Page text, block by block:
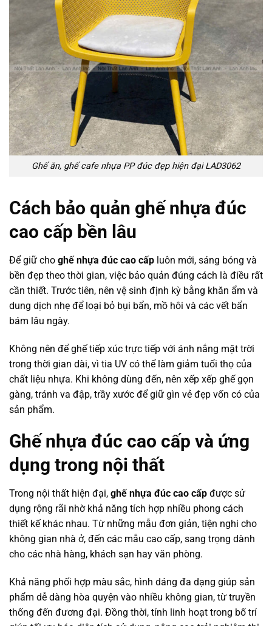
Ghế ăn, ghế cafe nhựa PP đúc đẹp hiện đại LAD3062
Cách bảo quản ghế nhựa đúc
cao cấp bền lâu
Để giữ cho ghế nhựa đúc cao cấp luôn mới, sáng bóng và
bền đẹp theo thời gian, việc bảo quản đúng cách là điều rất
cần thiết. Trước tiên, nên vệ sinh định kỳ bằng khăn ẩm và
dung dịch nhẹ để loại bỏ bụi bẩn, mồ hôi và các vết bẩn
bám lâu ngày.
Không nên để ghế tiếp xúc trực tiếp với ánh nắng mặt trời
trong thời gian dài, vì tia UV có thể làm giảm tuổi thọ của
chất liệu nhựa. Khi không dùng đến, nên xếp xếp ghế gọn
gàng, tránh va đập, trầy xước để giữ gìn vẻ đẹp vốn có của
sản phẩm.
Ghế nhựa đúc cao cấp và ứng
dụng trong nội thất
Trong nội thất hiện đại, ghế nhựa đúc cao cấp được sử
dụng rộng rãi nhờ khả năng tích hợp nhiều phong cách
thiết kế khác nhau. Từ những mẫu đơn giản, tiện nghi cho
không gian nhà ở, đến các mẫu cao cấp, sang trọng dành
cho các nhà hàng, khách sạn hay văn phòng.
Khả năng phối hợp màu sắc, hình dáng đa dạng giúp sản
phẩm dễ dàng hòa quyện vào nhiều không gian, từ truyền
thống đến đương đại. Đồng thời, tính linh hoạt trong bố trí